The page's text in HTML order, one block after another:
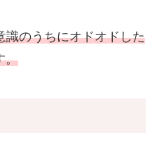
識のうちにオドオドした
。